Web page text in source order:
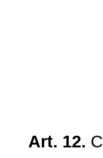
Art. 12.